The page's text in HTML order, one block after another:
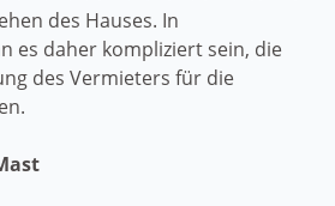
des Hauses. In
es daher kompliziert sein, die
des Vermieters für die